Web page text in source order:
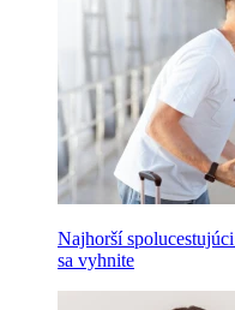
Najhorší
sa vyhnite